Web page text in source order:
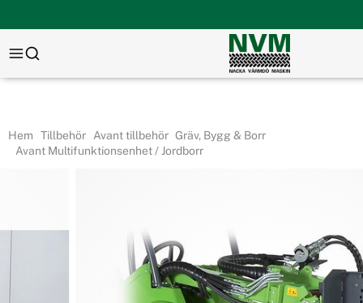
Hem Tillbehör Avant tillbehör Gräv, Bygg & Borr
Avant Multifunktionsenhet / Jordborr